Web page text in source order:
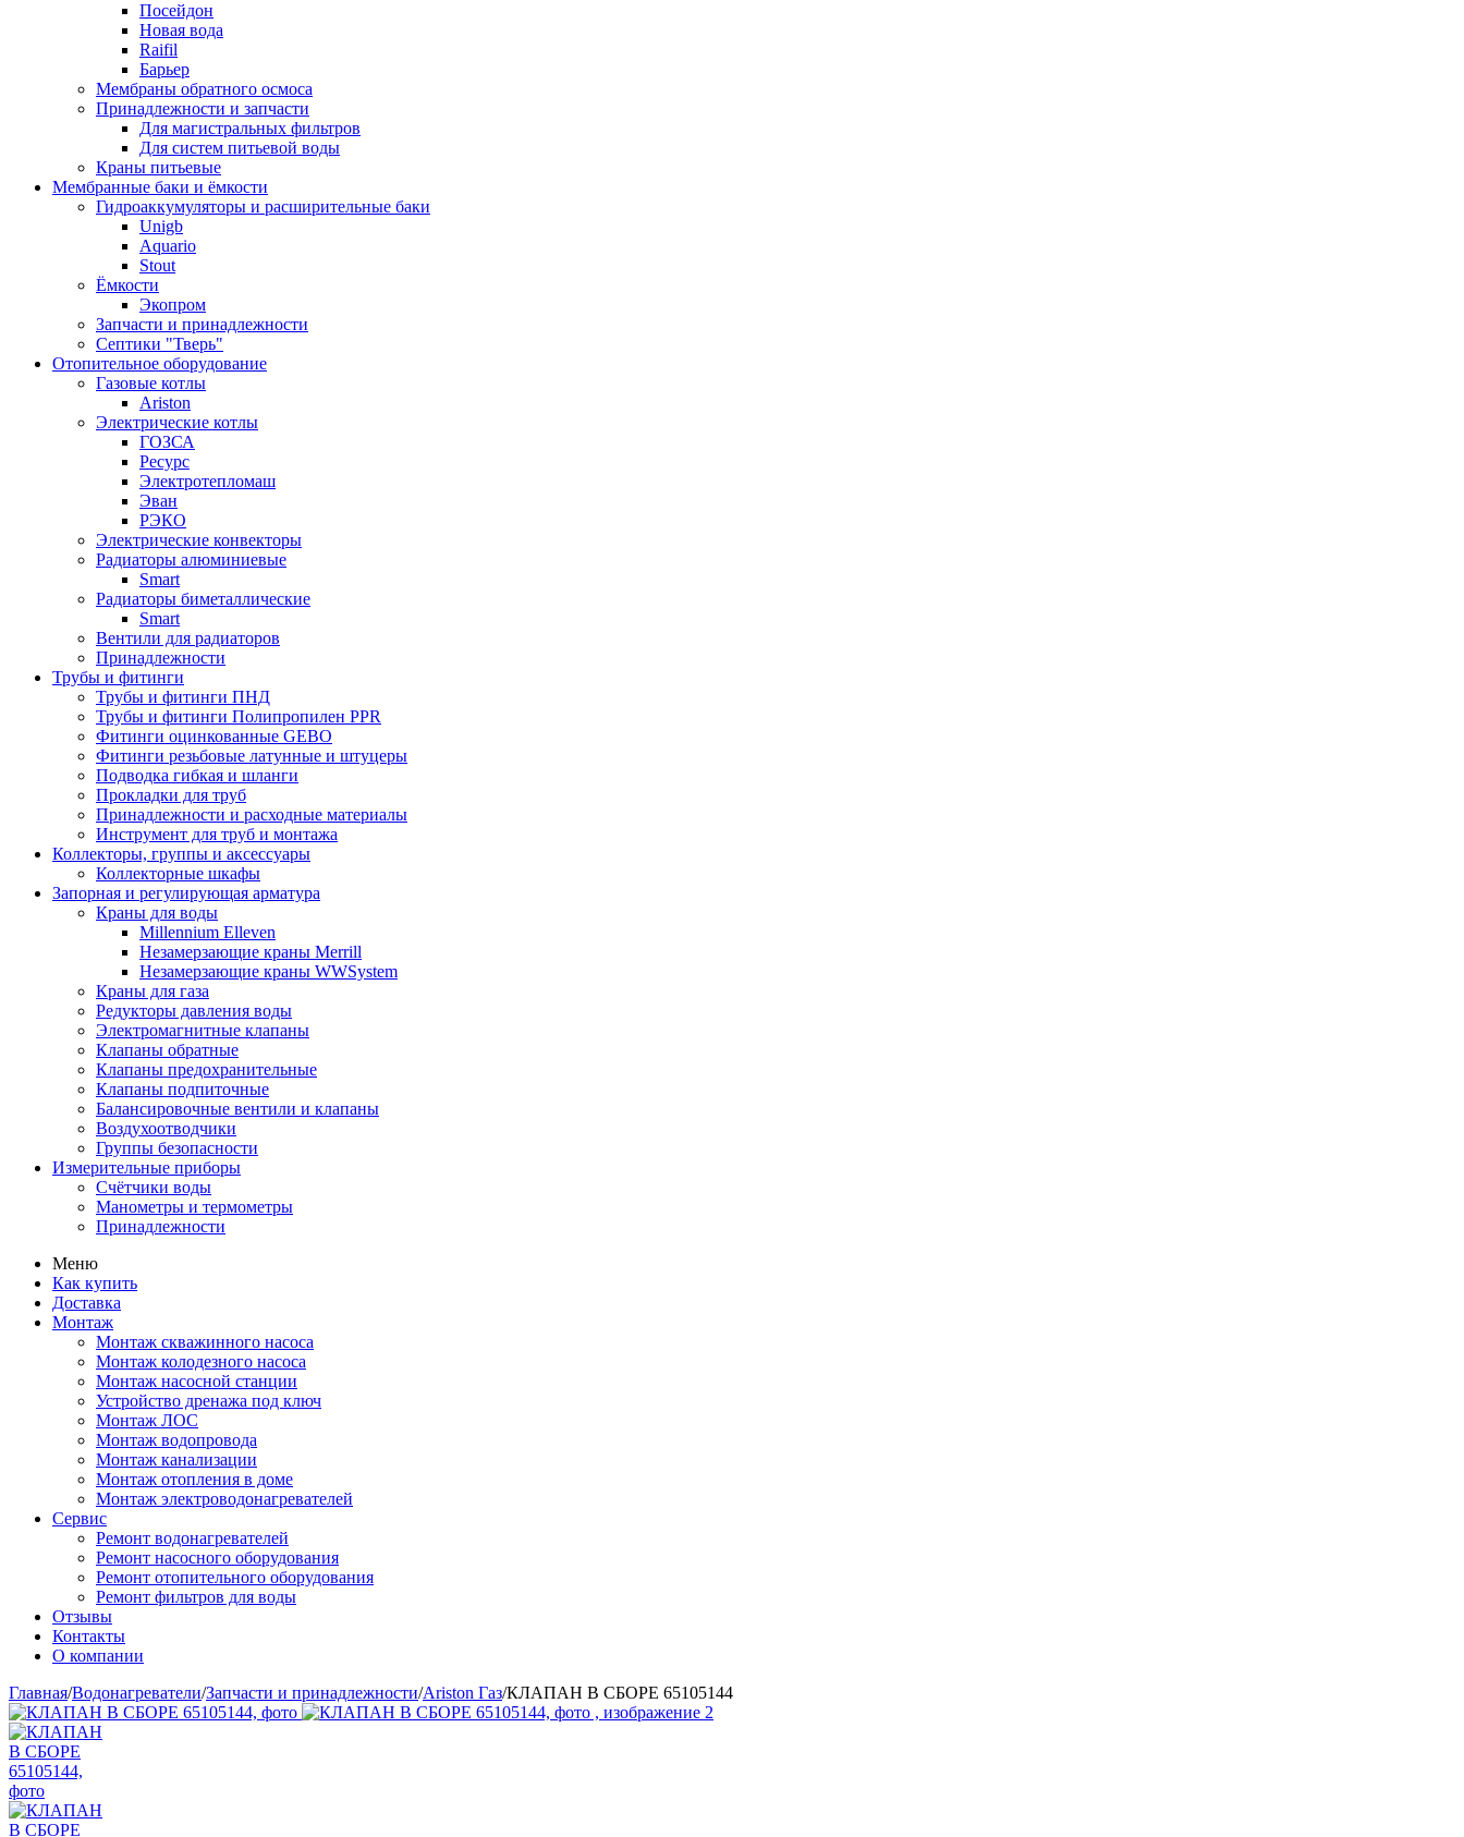
Посейдон
Новая вода
Raifil
Барьер
Мембраны обратного осмоса
Принадлежности и запчасти
Для магистральных фильтров
Для систем питьевой воды
Краны питьевые
Мембранные баки и ёмкости
Гидроаккумуляторы и расширительные баки
Unigb
Aquario
Stout
Ёмкости
Экопром
Запчасти и принадлежности
Септики "Тверь"
Отопительное оборудование
Газовые котлы
Ariston
Электрические котлы
ГОЗСА
Ресурс
Электротепломаш
Эван
РЭКО
Электрические конвекторы
Радиаторы алюминиевые
Smart
Радиаторы биметаллические
Smart
Вентили для радиаторов
Принадлежности
Трубы и фитинги
Трубы и фитинги ПНД
Трубы и фитинги Полипропилен PPR
Фитинги оцинкованные GEBO
Фитинги резьбовые латунные и штуцеры
Подводка гибкая и шланги
Прокладки для труб
Принадлежности и расходные материалы
Инструмент для труб и монтажа
Коллекторы, группы и аксессуары
Коллекторные шкафы
Запорная и регулирующая арматура
Краны для воды
Millennium Elleven
Незамерзающие краны Merrill
Незамерзающие краны WWSystem
Краны для газа
Редукторы давления воды
Электромагнитные клапаны
Клапаны обратные
Клапаны предохранительные
Клапаны подпиточные
Балансировочные вентили и клапаны
Воздухоотводчики
Группы безопасности
Измерительные приборы
Счётчики воды
Манометры и термометры
Принадлежности
Меню
Как купить
Доставка
Монтаж
Монтаж скважинного насоса
Монтаж колодезного насоса
Монтаж насосной станции
Устройство дренажа под ключ
Монтаж ЛОС
Монтаж водопровода
Монтаж канализации
Монтаж отопления в доме
Монтаж электроводонагревателей
Сервис
Ремонт водонагревателей
Ремонт насосного оборудования
Ремонт отопительного оборудования
Ремонт фильтров для воды
Отзывы
Контакты
О компании
Главная/Водонагреватели/Запчасти и принадлежности/Ariston Газ/КЛАПАН В СБОРЕ 65105144